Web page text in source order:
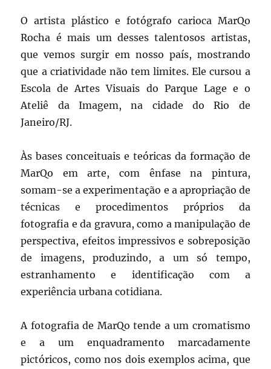
O artista plástico e fotógrafo carioca MarQo
Rocha é mais um desses talentosos artistas,
que vemos surgir em nosso país, mostrando
que a criatividade não tem limites. Ele cursou a
Escola de Artes Visuais do Parque Lage e o
Ateliê da Imagem, na cidade do Rio de
Janeiro/RJ.
Às bases conceituais e teóricas da formação de
MarQo em arte, com ênfase na pintura,
somam-se a experimentação e a apropriação de
técnicas e procedimentos próprios da
fotografia e da gravura, como a manipulação de
perspectiva, efeitos impressivos e sobreposição
de imagens, produzindo, a um só tempo,
estranhamento e identificação com a
experiência urbana cotidiana.
A fotografia de MarQo tende a um cromatismo
e a um enquadramento marcadamente
pictóricos, como nos dois exemplos acima, que